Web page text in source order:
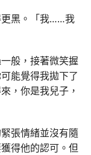
更黑。「我……我
般，接著微笑握
能覺得我拋下了
，你是我兒子，
張情緒並沒有隨
得他的認可。但